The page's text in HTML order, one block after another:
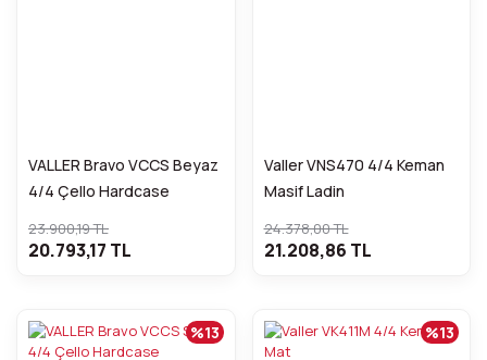
VALLER Bravo VCCS Beyaz
4/4 Çello Hardcase
23.900,19 TL
20.793,17 TL
Valler VNS470 4/4 Keman
Masif Ladin
24.378,00 TL
21.208,86 TL
%13 %13